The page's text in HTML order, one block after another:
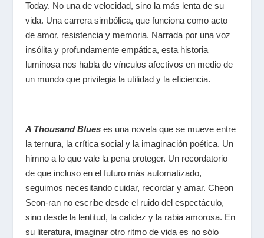
Today. No una de velocidad, sino la más lenta de su
vida. Una carrera simbólica, que funciona como acto
de amor, resistencia y memoria. Narrada por una voz
insólita y profundamente empática, esta historia
luminosa nos habla de vínculos afectivos en medio de
un mundo que privilegia la utilidad y la eficiencia.
A Thousand Blueses una novela que se mueve entre
la ternura, la crítica social y la imaginación poética. Un
himno a lo que vale la pena proteger. Un recordatorio
de que incluso en el futuro más automatizado,
seguimos necesitando cuidar, recordar y amar. Cheon
Seon-ran no escribe desde el ruido del espectáculo,
sino desde la lentitud, la calidez y la rabia amorosa. En
su literatura, imaginar otro ritmo de vida es no sólo